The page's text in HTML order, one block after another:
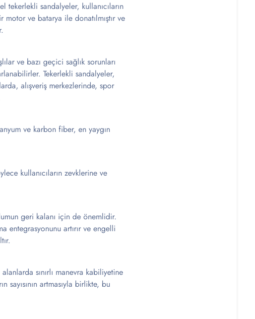
sandalyeler, kullanıcıların
ve batarya ile donatılmıştır ve
ve bazı geçici sağlık sorunları
Tekerlekli sandalyeler,
alışveriş merkezlerinde, spor
ve karbon fiber, en yaygın
kullanıcıların zevklerine ve
geri kalanı için de önemlidir.
entegrasyonunu artırır ve engelli
sınırlı manevra kabiliyetine
artmasıyla birlikte, bu